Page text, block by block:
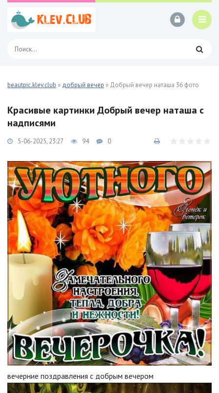
beautpic.klev.club » добрый вечер » Добрый вечер наташа 36 фото
Красивые картинки Добрый вечер наташа с
надписями
5-06-2025, 23:27 94 0
вечерние поздравления с добрым вечером